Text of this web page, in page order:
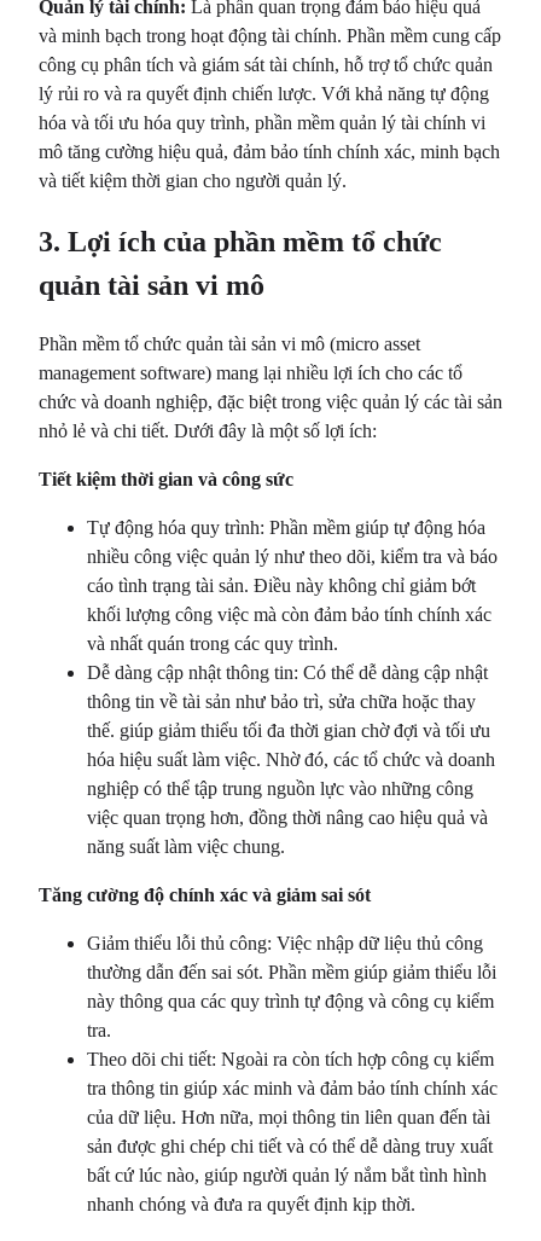
Quản lý tài chính: Là phần quan trọng đảm bảo hiệu quả
và minh bạch trong hoạt động tài chính. Phần mềm cung cấp
công cụ phân tích và giám sát tài chính, hỗ trợ tổ chức quản
lý rủi ro và ra quyết định chiến lược. Với khả năng tự động
hóa và tối ưu hóa quy trình, phần mềm quản lý tài chính vi
mô tăng cường hiệu quả, đảm bảo tính chính xác, minh bạch
và tiết kiệm thời gian cho người quản lý.
3. Lợi ích của phần mềm tổ chức
quản tài sản vi mô
Phần mềm tổ chức quản tài sản vi mô (micro asset
management software) mang lại nhiều lợi ích cho các tổ
chức và doanh nghiệp, đặc biệt trong việc quản lý các tài sản
nhỏ lẻ và chi tiết. Dưới đây là một số lợi ích:
Tiết kiệm thời gian và công sức
Tự động hóa quy trình: Phần mềm giúp tự động hóa
nhiều công việc quản lý như theo dõi, kiểm tra và báo
cáo tình trạng tài sản. Điều này không chỉ giảm bớt
khối lượng công việc mà còn đảm bảo tính chính xác
và nhất quán trong các quy trình.
Dễ dàng cập nhật thông tin: Có thể dễ dàng cập nhật
thông tin về tài sản như bảo trì, sửa chữa hoặc thay
thế. giúp giảm thiểu tối đa thời gian chờ đợi và tối ưu
hóa hiệu suất làm việc. Nhờ đó, các tổ chức và doanh
nghiệp có thể tập trung nguồn lực vào những công
việc quan trọng hơn, đồng thời nâng cao hiệu quả và
năng suất làm việc chung.
Tăng cường độ chính xác và giảm sai sót
Giảm thiểu lỗi thủ công: Việc nhập dữ liệu thủ công
thường dẫn đến sai sót. Phần mềm giúp giảm thiểu lỗi
này thông qua các quy trình tự động và công cụ kiểm
tra.
Theo dõi chi tiết: Ngoài ra còn tích hợp công cụ kiểm
tra thông tin giúp xác minh và đảm bảo tính chính xác
của dữ liệu. Hơn nữa, mọi thông tin liên quan đến tài
sản được ghi chép chi tiết và có thể dễ dàng truy xuất
bất cứ lúc nào, giúp người quản lý nắm bắt tình hình
nhanh chóng và đưa ra quyết định kịp thời.